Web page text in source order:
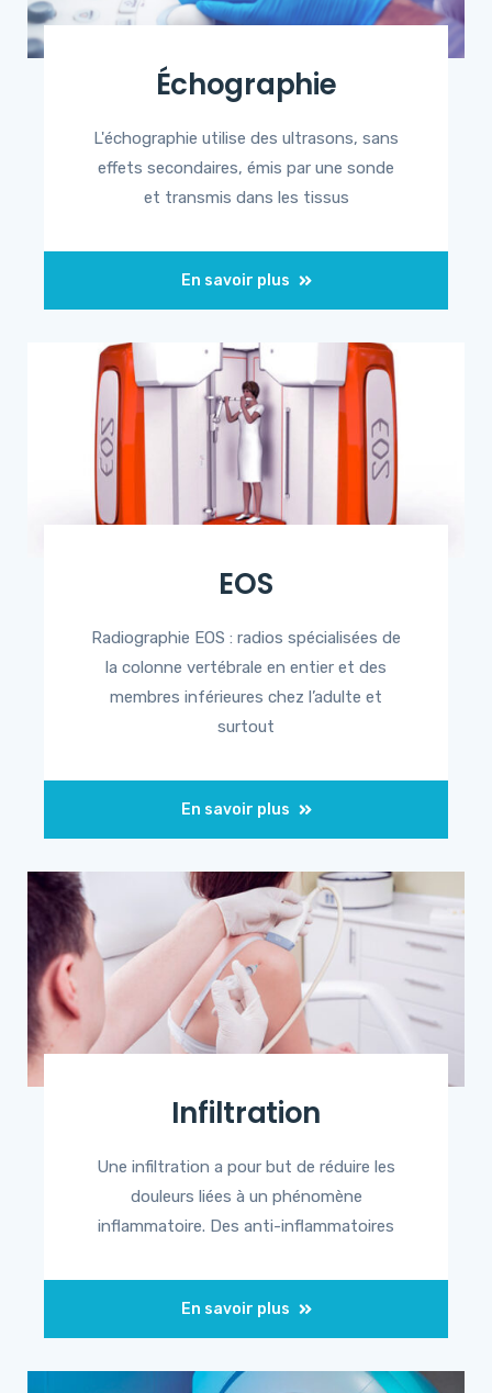
Échographie
L'échographie utilise des ultrasons, sans
effets secondaires, émis par une sonde
et transmis dans les tissus
En savoir plus
EOS
Radiographie EOS : radios spécialisées de
la colonne vertébrale en entier et des
membres inférieures chez l’adulte et
surtout
En savoir plus
Infiltration
Une infiltration a pour but de réduire les
douleurs liées à un phénomène
inflammatoire. Des anti-inflammatoires
En savoir plus